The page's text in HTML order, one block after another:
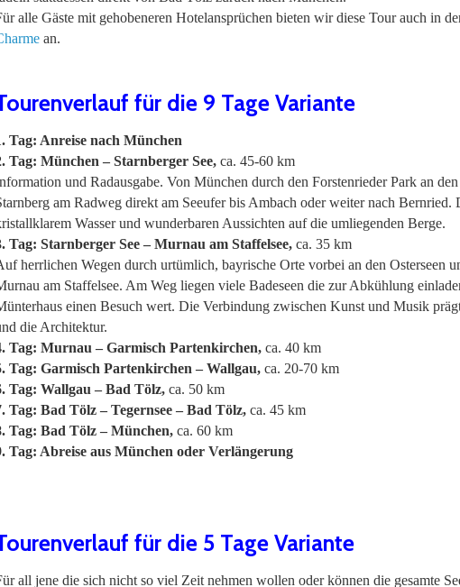
alle Gäste mit gehobeneren Hotelansprüchen bieten wir diese Tour auch in
an.
für die 9 Tage Variante
Tag: Anreise nach München
Tag: München – Starnberger See,ca. 45-60 km
und Radausgabe. Von München durch den Forstenrieder Park an
am Radweg direkt am Seeufer bis Ambach oder weiter nach Bernried.
Wasser und wunderbaren Aussichten auf die umliegenden Berge.
Tag: Starnberger See – Murnau am Staffelsee,ca. 35 km
herrlichen Wegen durch urtümlich, bayrische Orte vorbei an den Osterseen
am Staffelsee. Am Weg liegen viele Badeseen die zur Abkühlung
einen Besuch wert. Die Verbindung zwischen Kunst und Musik
die Architektur.
Tag: Murnau – Garmisch Partenkirchen, ca. 40 km
Tag: Garmisch Partenkirchen – Wallgau,ca. 20-70 km
Tag: Wallgau – Bad Tölz,ca. 50 km
Tag: Bad Tölz – Tegernsee – Bad Tölz,ca. 45 km
Tag: Bad Tölz – München,ca. 60 km
Tag: Abreise aus München oder Verlängerung
für die 5 Tage Variante
all jene die sich nicht so viel Zeit nehmen wollen oder können die gesamte